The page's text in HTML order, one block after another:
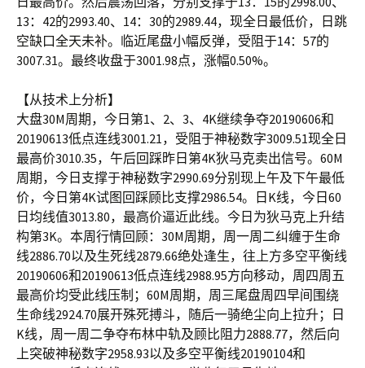
13：42的2993.40、14：30的2989.44，现全日最低价，日跳
空缺口全天未补。临近尾盘小幅反弹，受阻于14：57的
3007.31。最终收盘于3001.98点，涨幅0.50%。
【从技术上分析】
大盘30M周期，今日第1、2、3、4K继续争夺20190606和
20190613低点连线3001.21，受阻于神秘数字3009.51现全日
最高价3010.35，午后回踩昨日第4K狄马克卖出信号。60M
周期，今日支撑于神秘数字2990.69分别现上午及下午最低
价，今日第4K试图回踩顾比支撑2986.54。日K线，今日60
日均线值3013.80，最高价逼近此线。今日为狄马克上升结
构第3K。本周行情回顾：30M周期，周一周二纠缠于生命
线2886.70以及生死线2879.66绝处逢生，往上方多空平衡线
20190606和20190613低点连线2988.95方向移动，周四周五
最高价均受此线压制；60M周期，周三尾盘周四早间围绕
生命线2924.70展开殊死搏斗，随后一骑绝尘向上拉升；日
K线，周一周二争夺布林中轨及顾比阻力2888.77，然后向
上突破神秘数字2958.93以及多空平衡线20190104和